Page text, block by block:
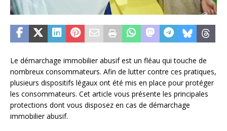
Le démarchage immobilier abusif est un fléau qui touche de
nombreux consommateurs. Afin de lutter contre ces pratiques,
plusieurs dispositifs légaux ont été mis en place pour protéger
les consommateurs. Cet article vous présente les principales
protections dont vous disposez en cas de démarchage
immobilier abusif.